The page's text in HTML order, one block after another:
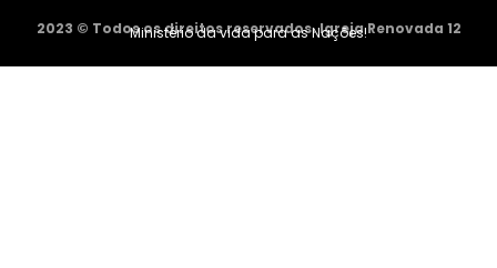
2023 © Todos os direitos reservados. Igreja Renovada 12
Ministério da vida para as Nações!